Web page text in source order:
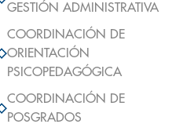
GESTIÓN ADMINISTRATIVA
COORDINACIÓN DE
ORIENTACIÓN
PSICOPEDAGÓGICA
COORDINACIÓN DE
POSGRADOS